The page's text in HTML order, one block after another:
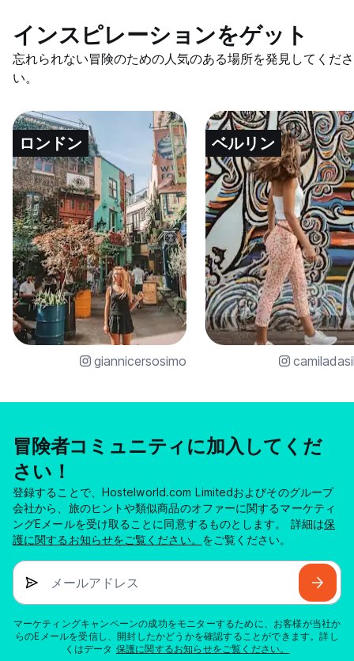
インスピレーションをゲット
忘れられない冒険のための人気のある場所を発見してくださ
い。
ロンドン
giannicersosimo
ベルリン
冒険者コミュニティに加入してくだ
さい！
登録することで、Hostelworld.com Limitedおよびそのグループ
会社から、旅のヒントや類似商品のオファーに関するマーケティ
ングEメールを受け取ることに同意するものとします。 詳細は保
護に関するお知らせをご覧ください。 をご覧ください。
メールアドレス
マーケティングキャンペーンの成功をモニターするために、お客様が当社か
らのEメールを受信し、開封したかどうかを確認することができます。詳し
くはデータ 保護に関するお知らせをご覧ください。